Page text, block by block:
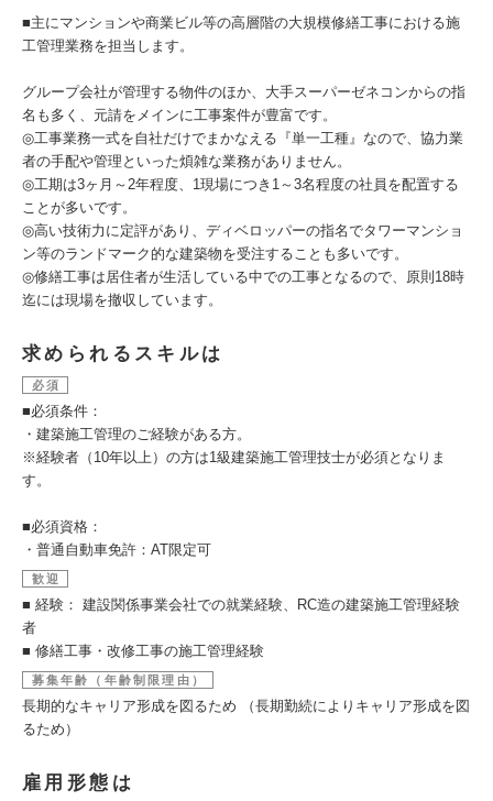
■主にマンションや商業ビル等の高層階の大規模修繕工事における施
工管理業務を担当します。
グループ会社が管理する物件のほか、大手スーパーゼネコンからの指
名も多く、元請をメインに工事案件が豊富です。
◎工事業務一式を自社だけでまかなえる『単一工種』なので、協力業
者の手配や管理といった煩雑な業務がありません。
◎工期は3ヶ月～2年程度、1現場につき1～3名程度の社員を配置する
ことが多いです。
◎高い技術力に定評があり、ディベロッパーの指名でタワーマンショ
ン等のランドマーク的な建築物を受注することも多いです。
◎修繕工事は居住者が生活している中での工事となるので、原則18時
迄には現場を撤収しています。
求められるスキルは
必須
■必須条件：
・建築施工管理のご経験がある方。
※経験者（10年以上）の方は1級建築施工管理技士が必須となりま
す。
■必須資格：
・普通自動車免許：AT限定可
歓迎
■ 経験： 建設関係事業会社での就業経験、RC造の建築施工管理経験
者
■ 修繕工事・改修工事の施工管理経験
募集年齢（年齢制限理由）
長期的なキャリア形成を図るため （長期勤続によりキャリア形成を図
るため）
雇用形態は